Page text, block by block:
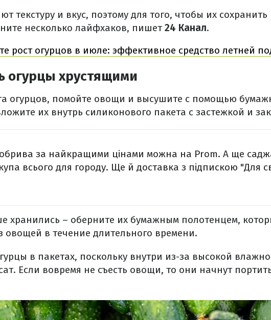
текстуру и вкус, поэтому для того, чтобы их сохранить
несколько лайфхаков, пишет24 Канал.
рост огурцов в июле: эффективное средство летней
огурцы хрустящими
огурцов, помойте овощи и высушите с помощью
их внутрь силиконового пакета с застежкой и
за найкращими цінами можна на Prom. А ще
купа всього для городу. Ще й доставка з підпискою "Для
хранились – оберните их бумажным полотенцем,
овощей в течение длительного времени.
в пакетах, поскольку внутри из-за высокой
Если вовремя не съесть овощи, то они начнут